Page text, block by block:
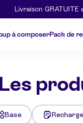
Livraison
à composerPack de
Les
Base